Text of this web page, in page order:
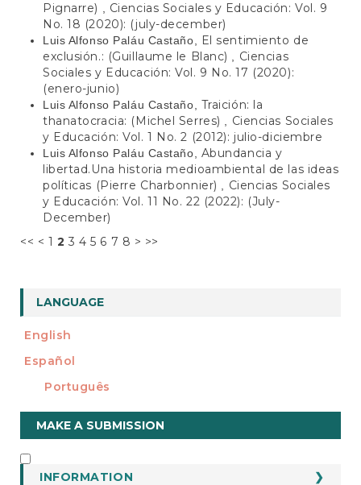
Pignarre)
Ciencias Sociales y Educación: Vol. 9
No. 18 (2020): (july-december)
Luis Alfonso Paláu Castaño,
El sentimiento de
exclusión.: (Guillaume le Blanc)
Ciencias
Sociales y Educación: Vol. 9 No. 17 (2020):
(enero-junio)
Luis Alfonso Paláu Castaño, Traición: la
thanatocracia: (Michel Serres)
Ciencias Sociales
y Educación: Vol. 1 No. 2 (2012): julio-diciembre
Luis Alfonso Paláu Castaño, Abundancia y
libertad.Una historia medioambiental de las ideas
políticas (Pierre Charbonnier)
Ciencias Sociales
y Educación: Vol. 11 No. 22 (2022): (July-
December)
<< < 1 2 3 4 5 6 7 8 > >>
LANGUAGE
English
Español
Português
Make
a
Submission
MAKE A SUBMISSION
INFORMATION